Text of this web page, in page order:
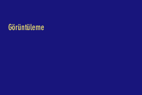
Görüntüleme